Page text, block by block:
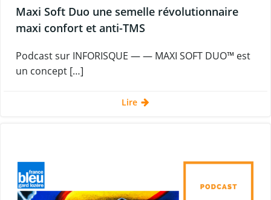
Maxi Soft Duo une semelle révolutionnaire
maxi confort et anti-TMS
Podcast sur INFORISQUE — — MAXI SOFT DUO™ est
un concept […]
Lire